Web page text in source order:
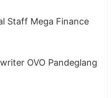
Staff Mega Finance
OVO Pandeglang